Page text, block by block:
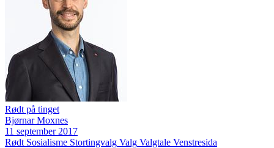
Rødt på tinget
Bjørnar Moxnes
11 september 2017
Rødt Sosialisme Stortingvalg Valg Valgtale Venstresida